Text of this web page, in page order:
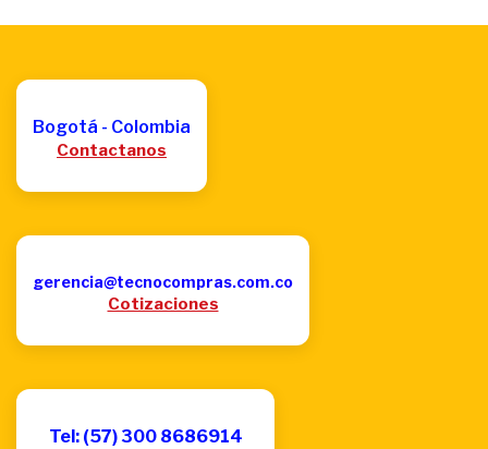
Bogotá - Colombia
Contactanos
gerencia@tecnocompras.com.co
Cotizaciones
Tel: (57) 300 8686914